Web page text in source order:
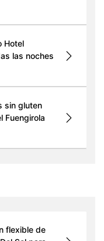
Hotel
las noches
sin gluten
Fuengirola
flexible de